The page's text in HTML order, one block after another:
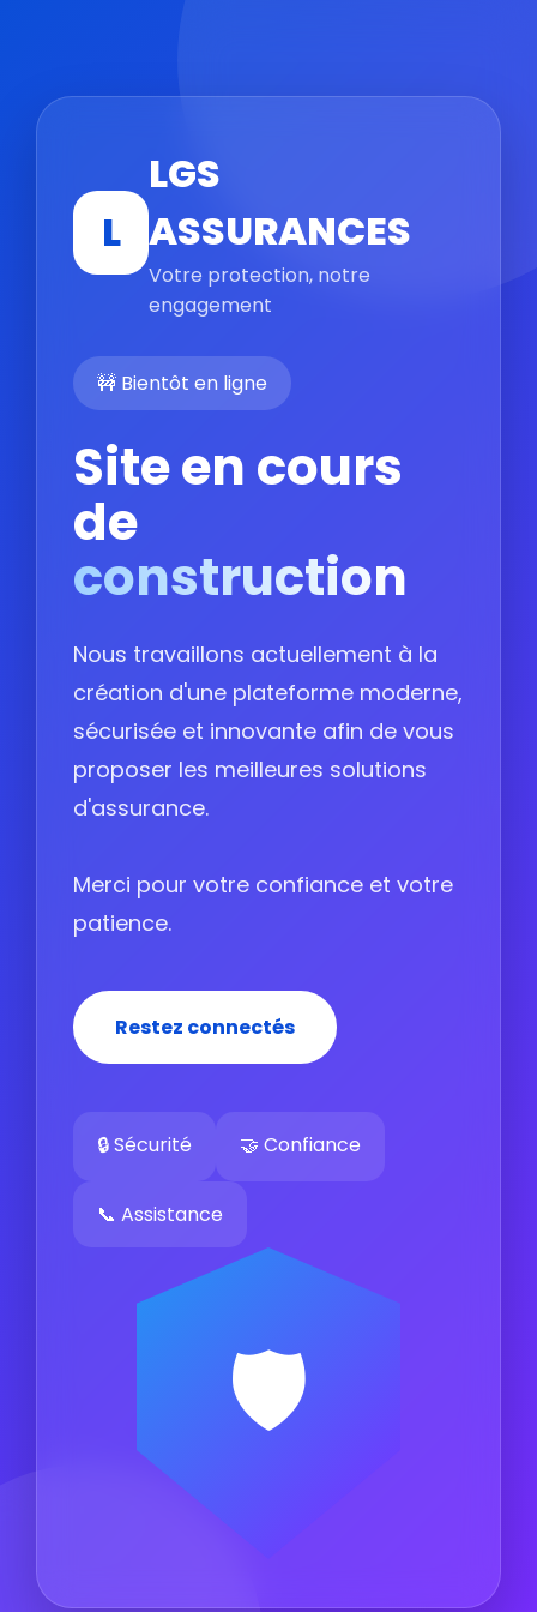
L
LGS
ASSURANCES
Votre protection, notre
engagement
🚧 Bientôt en ligne
Site en cours
de
construction
Nous travaillons actuellement à la
création d'une plateforme moderne,
sécurisée et innovante afin de vous
proposer les meilleures solutions
d'assurance.
Merci pour votre confiance et votre
patience.
Restez connectés
🔒 Sécurité 🤝 Confiance
📞 Assistance
🛡